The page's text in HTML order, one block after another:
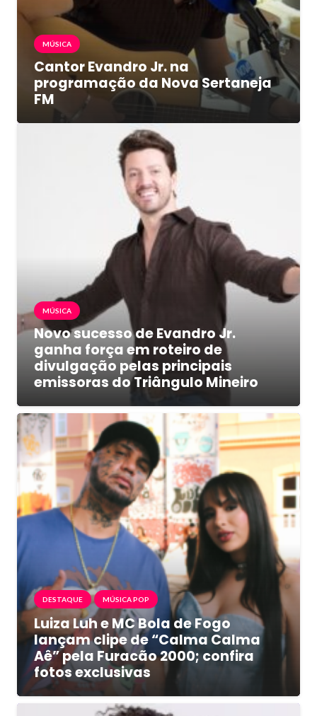
MÚSICA
Cantor Evandro Jr. na
programação da Nova Sertaneja
FM
MÚSICA
Novo sucesso de Evandro Jr.
ganha força em roteiro de
divulgação pelas principais
emissoras do Triângulo Mineiro
DESTAQUE MÚSICA POP
Luiza Luh e MC Bola de Fogo
lançam clipe de “Calma Calma
Aê” pela Furacão 2000; confira
fotos exclusivas